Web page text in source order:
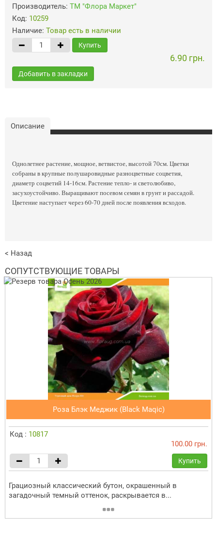
Производитель: ТМ "Флора Маркет"
Код: 10259
Наличие: Товар есть в наличии
Купить
6.90 грн.
Добавить в закладки
Описание
Однолетнее растение, мощное, ветвистое, высотой 70см. Цветки
собраны в крупные полушаровидные разноцветные соцветия,
диаметр соцветий 14-16см. Растение тепло- и светолюбиво,
засухоустойчиво. Выращивают посевом семян в грунт и рассадой.
Цветение наступает через 60-70 дней после появления всходов.
< Назад
СОПУТСТВУЮЩИЕ ТОВАРЫ
Роза Блэк Меджик (Black Maqic)
Код : 10817
100.00 грн.
Купить
Грациозный классический бутон, окрашенный в
загадочный темный оттенок, раскрывается в...